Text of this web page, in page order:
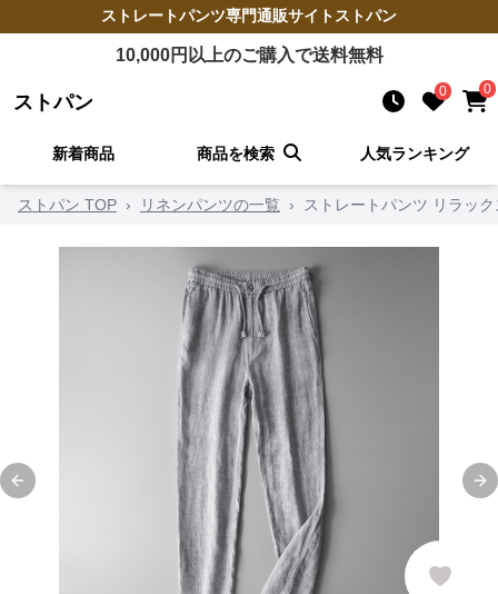
ストレートパンツ専門通販サイト ストパン
10,000円以上のご購入で送料無料
ストパン 0 0
新着商品 商品を検索 人気ランキング
ストパン TOP › リネンパンツの一覧 › ストレートパンツ リラッ
Previous slide